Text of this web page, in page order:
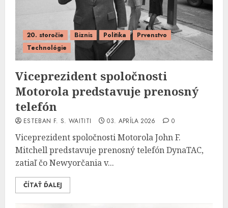
20. storočie Biznis Politika
Prvenstvo
Technológie
Viceprezident spoločnosti
Motorola predstavuje prenosný
telefón
ESTEBAN F. S. WAITITI 03. APRÍLA 2026 0
Viceprezident spoločnosti Motorola John F.
Mitchell predstavuje prenosný telefón DynaTAC,
zatiaľ čo Newyorčania v...
ČÍTAŤ ĎALEJ